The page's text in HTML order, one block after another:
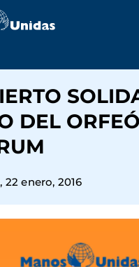
DEL
22 enero, 2016